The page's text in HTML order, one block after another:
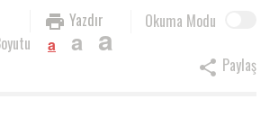
Okuma Modu
Yazdır
a a a
Paylaş